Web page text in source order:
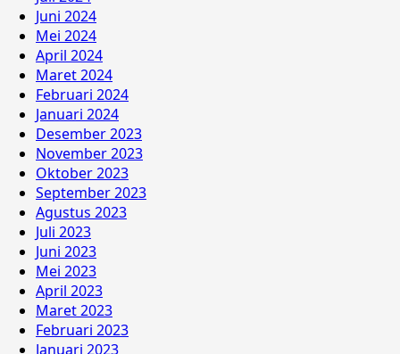
Juni 2024
Mei 2024
April 2024
Maret 2024
Februari 2024
Januari 2024
Desember 2023
November 2023
Oktober 2023
September 2023
Agustus 2023
Juli 2023
Juni 2023
Mei 2023
April 2023
Maret 2023
Februari 2023
Januari 2023